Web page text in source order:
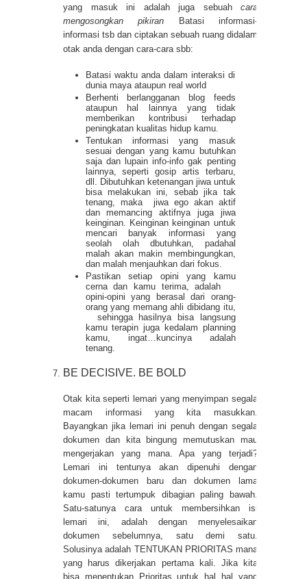
yang masuk ini adalah juga sebuah cara
mengosongkan pikiran Batasi informasi-
informasi tsb dan ciptakan sebuah ruang didalam
otak anda dengan cara-cara sbb:
Batasi waktu anda dalam interaksi di
dunia maya ataupun real world
Berhenti berlangganan blog feeds
ataupun hal lainnya yang tidak
memberikan kontribusi terhadap
peningkatan kualitas hidup kamu.
Tentukan informasi yang masuk
sesuai dengan yang kamu butuhkan
saja dan lupain info-info gak penting
lainnya, seperti gosip artis terbaru,
dll. Dibutuhkan ketenangan jiwa untuk
bisa melakukan ini, sebab jika tak
tenang, maka
jiwa ego akan aktif
dan memancing aktifnya juga jiwa
keinginan. Keinginan keinginan untuk
mencari banyak informasi yang
seolah olah dbutuhkan, padahal
malah akan makin membingungkan,
dan malah menjauhkan dari fokus.
Pastikan setiap opini yang kamu
cerna dan kamu terima, adalah
opini-opini yang berasal dari orang-
orang yang memang ahli dibidang itu,
sehingga hasilnya bisa langsung
kamu terapin juga kedalam planning
kamu, ingat…kuncinya adalah
tenang.
BE DECISIVE. BE BOLD
Otak kita seperti lemari yang menyimpan segala
macam informasi yang kita masukkan.
Bayangkan jika lemari ini penuh dengan segala
dokumen dan kita bingung memutuskan mau
mengerjakan yang mana. Apa yang terjadi?
Lemari ini tentunya akan dipenuhi dengan
dokumen-dokumen baru dan dokumen lama
kamu pasti tertumpuk dibagian paling bawah.
Satu-satunya cara untuk membersihkan isi
lemari ini, adalah dengan menyelesaikan
dokumen sebelumnya, satu demi satu.
Solusinya adalah TENTUKAN PRIORITAS mana
yang harus dikerjakan pertama kali. Jika kita
bisa menentukan Prioritas untuk hal hal yang